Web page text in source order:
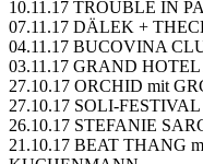
10.11.17 TROUBLE IN
07.11.17 DÄLEK +
04.11.17 BUCOVINA
03.11.17 GRAND
27.10.17 ORCHID mit
27.10.17 SOLI-FESTIVAL
26.10.17 STEFANIE
21.10.17 BEAT THANG